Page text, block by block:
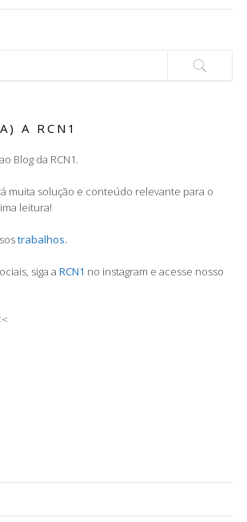
A RCN1
Blog da RCN1.
muita solução e conteúdo relevante para o
leitura!
trabalhos.
siga a RCN1 no instagram e acesse nosso